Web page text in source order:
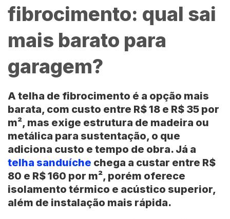
fibrocimento: qual sai
mais barato para
garagem?
Atelha de fibrocimento é a opção mais
barata, com custo entre R$ 18 e R$ 35 por
m², mas exige estrutura de madeira ou
metálica para sustentação, o que
adiciona custo e tempo de obra. Já a
telha sanduíche chega a custar entre R$
80 e R$ 160 por m², porém oferece
isolamento térmico e acústico superior,
além de instalação mais rápida.